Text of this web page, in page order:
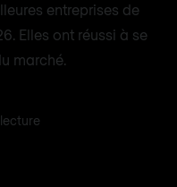
entreprises de
Elles ont réussi à se
marché.
lecture